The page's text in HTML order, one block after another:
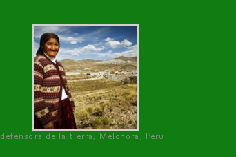
defensora de la tierra, Melchora, Perú